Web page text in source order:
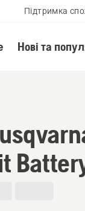
Підтримка
Нові та